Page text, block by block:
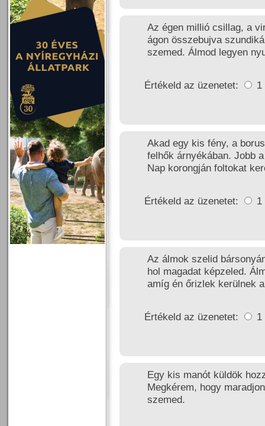
Az égen millió csillag, a
ágon összebujva
szemed. Álmod legyen
Értékeld az üzenetet: 1
Akad egy kis fény, a
felhők árnyékában. Jobb
Nap korongján foltokat
Értékeld az üzenetet: 1
Az álmok szelid
hol magadat képzeled.
amíg én őrizlek kerülnek
Értékeld az üzenetet: 1
Egy kis manót küldök
Megkérem, hogy
szemed.